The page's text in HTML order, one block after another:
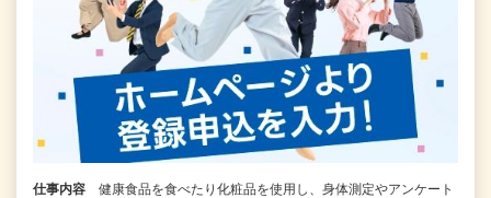
仕事内容
健康食品を食べたり化粧品を使用し、身体測定やアンケート